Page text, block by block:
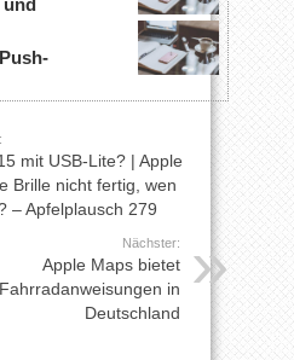
mit USB-Lite? | Apple
Brille nicht fertig, wen
– Apfelplausch 279
Nächster:
Apple Maps bietet
Fahrradanweisungen in
Deutschland